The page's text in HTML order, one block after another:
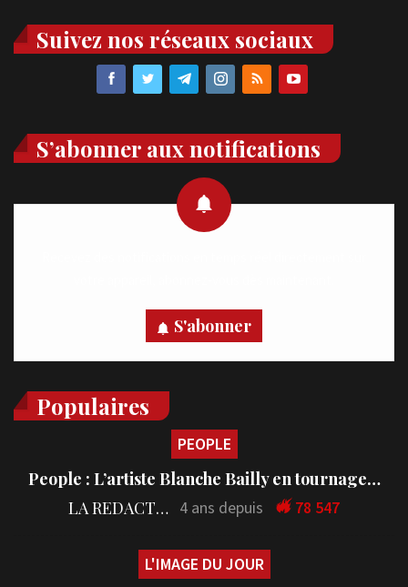
Suivez nos réseaux sociaux
S’abonner aux notifications
S'abonner
Populaires
PEOPLE
People : L’artiste Blanche Bailly en tournage…
LA REDACTION 4 ans depuis 78 547
L'IMAGE DU JOUR